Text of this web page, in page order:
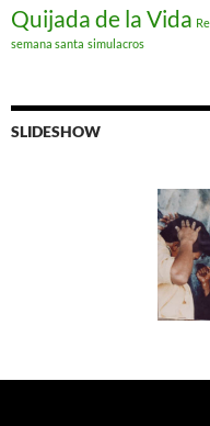
Quijada de la Vida
semana santa simulacros
SLIDESHOW